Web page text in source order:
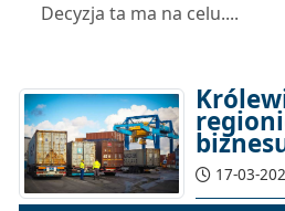
Decyzja ta ma na celu....
17-03-